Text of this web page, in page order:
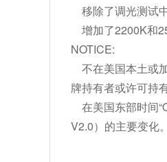
移除了调光测试
增加了2200K和
NOTICE:
不在美国本土或
牌持有者或许可持有
在美国东部时间
V2.0）的主要变化。